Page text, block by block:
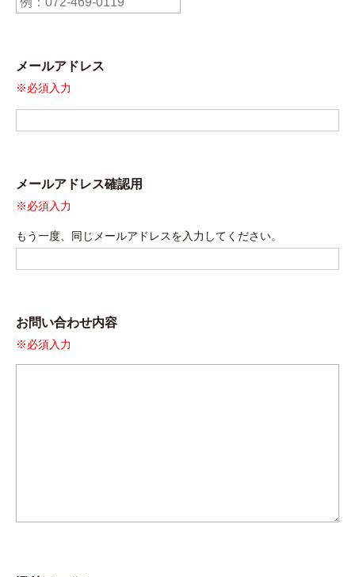
メールアドレス
※必須入力
メールアドレス確認用
※必須入力
もう一度、同じメールアドレスを入力してください。
お問い合わせ内容
※必須入力